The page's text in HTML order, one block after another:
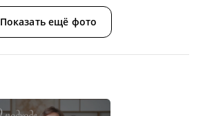
Показать ещё фото